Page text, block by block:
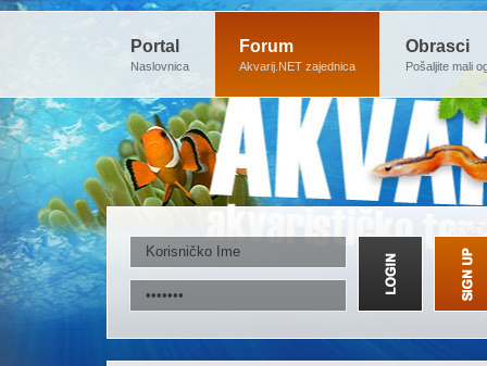
Portal
Naslovnica
Forum
Akvarij.NET zajednica
Obrasci
Pošaljite mali